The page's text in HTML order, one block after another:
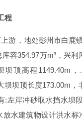
程
游，地处彭州市白鹿
容354.97万m³，兴
顶高程1149.40m
坝坝顶长度173.00m
:左岸冲砂取水挡水坝
水建筑物设计洪水标